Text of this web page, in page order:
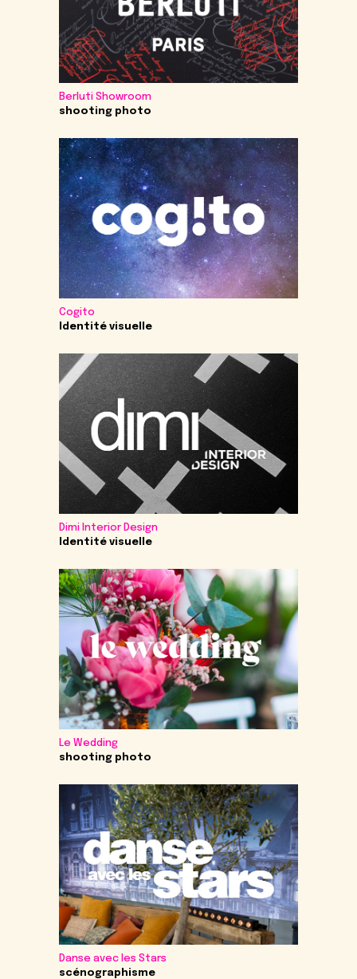
Berluti Showroom
shooting photo
Cogito
Identité visuelle
Dimi Interior Design
Identité visuelle
Le Wedding
shooting photo
Danse avec les Stars
scénographisme